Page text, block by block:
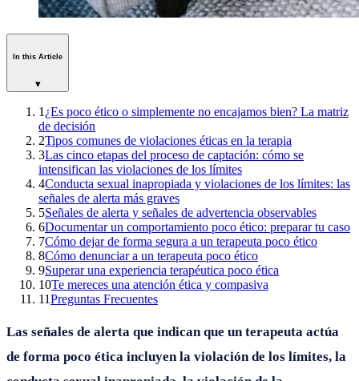
In this Article
▾
1 ¿Es poco ético o simplemente no encajamos bien? La matriz
de decisión
2Tipos comunes de violaciones éticas en la terapia
3Las cinco etapas del proceso de captación: cómo se
intensifican las violaciones de los límites
4Conducta sexual inapropiada y violaciones de los límites: las
señales de alerta más graves
5Señales de alerta y señales de advertencia observables
6Documentar un comportamiento poco ético: preparar tu caso
7Cómo dejar de forma segura a un terapeuta poco ético
8Cómo denunciar a un terapeuta poco ético
9Superar una experiencia terapéutica poco ética
10Te mereces una atención ética y compasiva
11Preguntas Frecuentes
Las señales de alerta que indican que un terapeuta actúa
de forma poco ética incluyen la violación de los límites, la